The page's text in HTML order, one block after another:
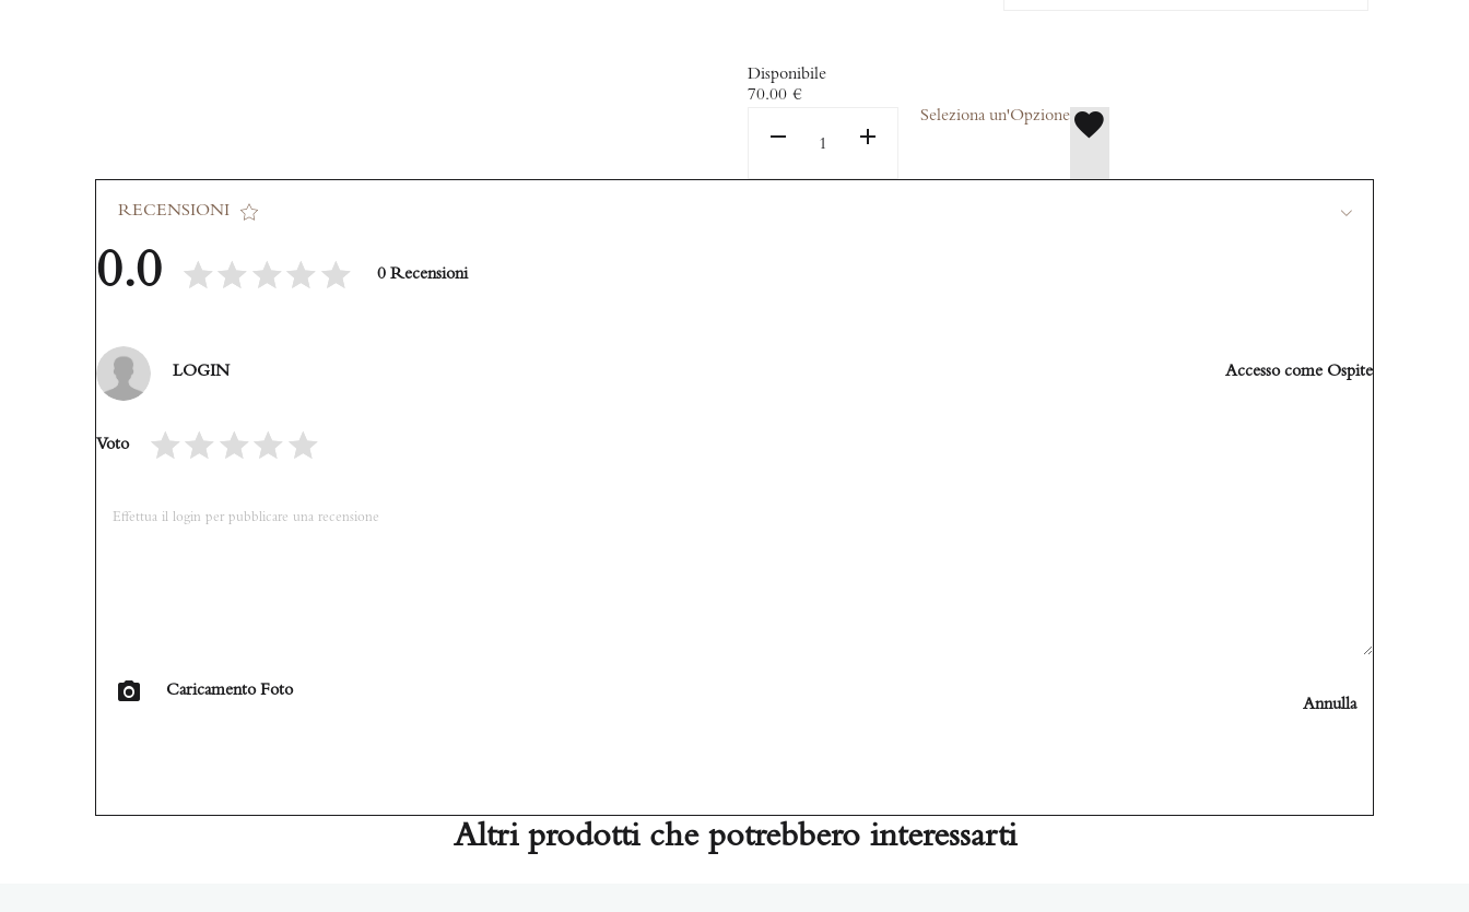
Disponibile
€
70.00
Seleziona un'Opzione
RECENSIONI
0.0 0 Recensioni
LOGIN Accesso come Ospite
Voto
Caricamento Foto
Annulla
Altri prodotti che potrebbero interessarti